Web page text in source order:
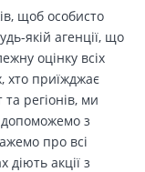
щоб особисто
якій агенції, що
оцінку всіх
хто приїжджає
регіонів, ми
допоможемо з
про всі
діють акції з